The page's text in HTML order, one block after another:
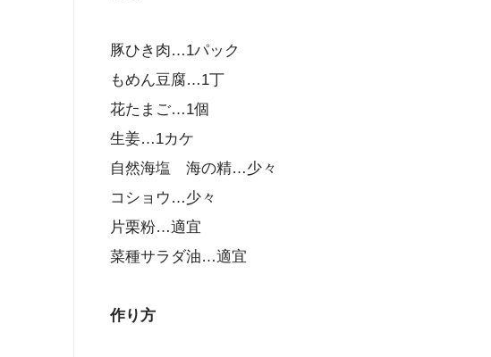
豚ひき肉…1パック
もめん豆腐…1丁
花たまご…1個
生姜…1カケ
自然海塩 海の精…少々
コショウ…少々
片栗粉…適宜
菜種サラダ油…適宜
作り方